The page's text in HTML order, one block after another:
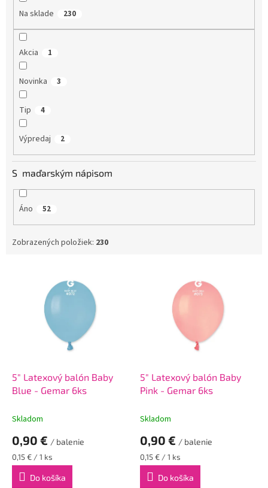
Na sklade 230
Akcia 1
Novinka 3
Tip 4
Výpredaj 2
S maďarským nápisom
Áno 52
Zobrazených položiek: 230
5" Latexový balón Baby
Blue - Gemar 6ks
Skladom
0,90 € / balenie
Jednotková
cena:
0,15 € / 1 ks
Do košíka
5" Latexový balón Baby
Pink - Gemar 6ks
Skladom
0,90 € / balenie
Jednotková
cena:
0,15 € / 1 ks
Do košíka